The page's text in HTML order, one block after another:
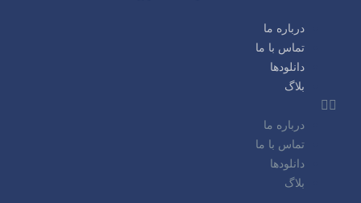
درباره ما
تماس با ما
دانلودها
بلاگ
درباره ما
تماس با ما
دانلودها
بلاگ